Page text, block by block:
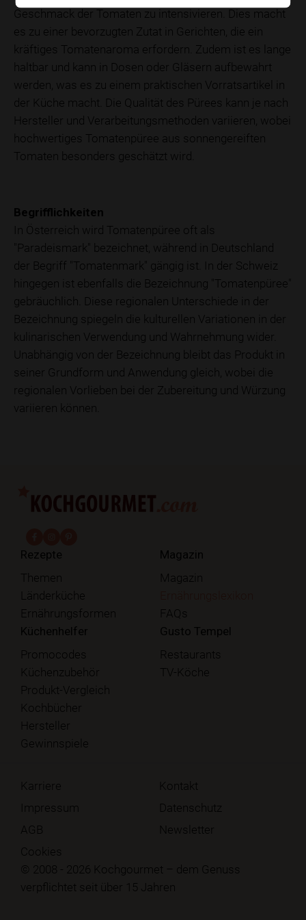
Geschmack der Tomaten zu intensivieren. Dies macht
es zu einer bevorzugten Zutat in Gerichten, die ein
kräftiges Tomatenaroma erfordern. Zudem ist es lange
haltbar und kann in Dosen oder Gläsern aufbewahrt
werden, was es zu einem praktischen Vorratsartikel in
der Küche macht. Die Qualität des Pürees kann je nach
Hersteller und Verarbeitungsmethoden variieren, wobei
hochwertiges Tomatenpüree aus sonnengereiften
Tomaten besonders geschätzt wird.
Begrifflichkeiten
In Österreich wird Tomatenpüree oft als
"Paradeismark" bezeichnet, während in Deutschland
der Begriff "Tomatenmark" gängig ist. In der Schweiz
hingegen ist ebenfalls die Bezeichnung "Tomatenpüree"
gebräuchlich. Diese regionalen Unterschiede in der
Bezeichnung spiegeln die kulturellen Variationen in der
kulinarischen Verwendung und Wahrnehmung wider.
Unabhängig von der Bezeichnung bleibt das Produkt in
seiner Grundform und Anwendung gleich, wobei die
regionalen Vorlieben bei der Zubereitung und Würzung
variieren können.
Rezepte
Themen
Länderküche
Ernährungsformen
Magazin
Magazin
FAQs
Küchenhelfer
Promocodes
Küchenzubehör
Produkt-Vergleich
Kochbücher
Hersteller
Gewinnspiele
Gusto Tempel
Restaurants
TV-Köche
© 2008 - 2026 Kochgourmet – dem Genuss
verpflichtet seit über 15 Jahren
Karriere
Kontakt
Impressum
Datenschutz
AGB
Newsletter
Cookies